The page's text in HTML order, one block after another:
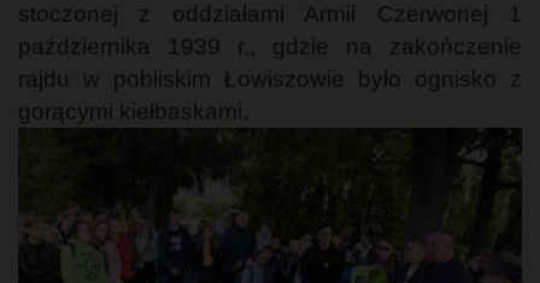
stoczonej z oddziałami Armii Czerwonej 1
października 1939 r., gdzie na zakończenie
rajdu w pobliskim Łowiszowie było ognisko z
gorącymi kiełbaskami.